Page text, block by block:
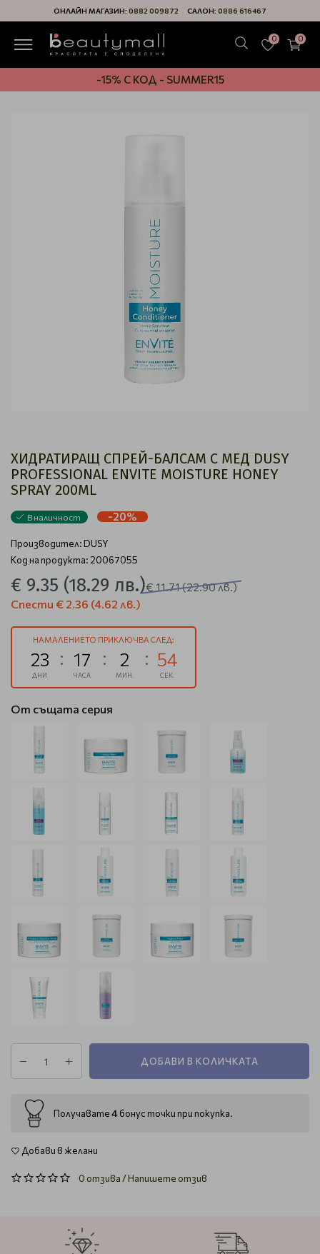
ОНЛАЙН МАГАЗИН: 0882 009872 САЛОН: 0886 616467
0 0
-15% С КОД - SUMMER15
ХИДРАТИРАЩ СПРЕЙ-БАЛСАМ С МЕД DUSY
PROFESSIONAL ENVITE MOISTURE HONEY
SPRAY 200ML
В наличност -20%
Производител:DUSY
Код на продукта: 20067055
€ 9.35 (18.29 лв.)€ 11.71(22.90 лв.)
Спести € 2.36 (4.62 лв.)
НАМАЛЕНИЕТО ПРИКЛЮЧВА СЛЕД:
23
ДНИ
17
ЧАСА
2
МИН.
54
СЕК.
От същата серия
ДОБАВИ В КОЛИЧКАТА
Получавате4бонус точки при покупка.
Добави в желани
0 отзива/Напишете отзив